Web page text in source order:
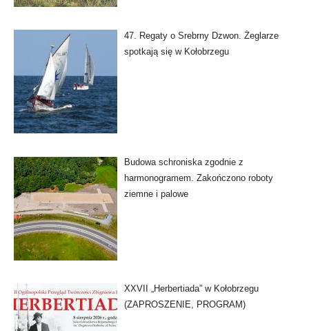
47. Regaty o Srebrny Dzwon. Żeglarze
spotkają się w Kołobrzegu
Budowa schroniska zgodnie z
harmonogramem. Zakończono roboty
ziemne i palowe
XXVII „Herbertiada” w Kołobrzegu
(ZAPROSZENIE, PROGRAM)